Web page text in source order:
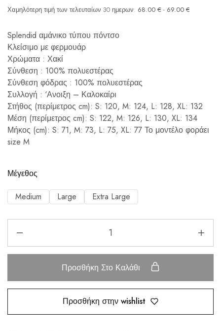
Χαμηλότερη τιμή των τελευταίων 30 ημερων: 68.00 € - 69.00 €
Splendid αμάνικο τύπου πόντσο
Κλείσιμο με φερμουάρ
Χρώματα : Χακί
Σύνθεση : 100% πολυεστέρας
Σύνθεση φόδρας : 100% πολυεστέρας
Συλλογή : ‘Ανοιξη – Καλοκαίρι
Στήθος (περίμετρος cm): S: 120, M: 124, L: 128, XL: 132
Μέση (περίμετρος cm): S: 122, M: 126, L: 130, XL: 134
Μήκος (cm): S: 71, M: 73, L: 75, XL: 77 Το μοντέλο φοράει
size M
Μέγεθος
Medium Large Extra Large
Προσθήκη Στο Καλάθι
Προσθήκη στην wishlist